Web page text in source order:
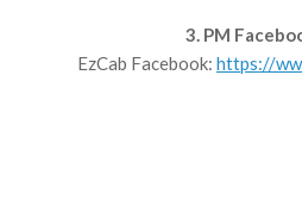
3. PM
EzCab Facebook: https://